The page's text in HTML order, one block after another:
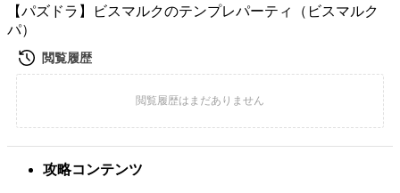
【パズドラ】ビスマルクのテンプレパーティ（ビスマルク
パ）
攻略コンテンツ